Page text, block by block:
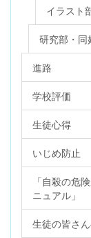
イラスト
研究部・同
進路
学校評価
生徒心得
いじめ防止
「自殺の危
ニュアル」
生徒の皆さ